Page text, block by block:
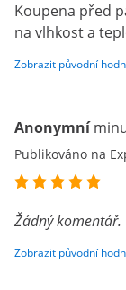
Koupena před
na vlhkost a
Zobrazit původní
Anonymní
Publikováno na
Žádný komentář.
Zobrazit původní